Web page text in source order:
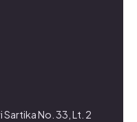
No. 33, Lt. 2